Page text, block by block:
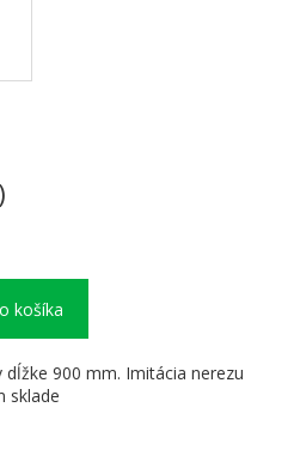
košíka
900 mm. Imitácia nerezu
sklade